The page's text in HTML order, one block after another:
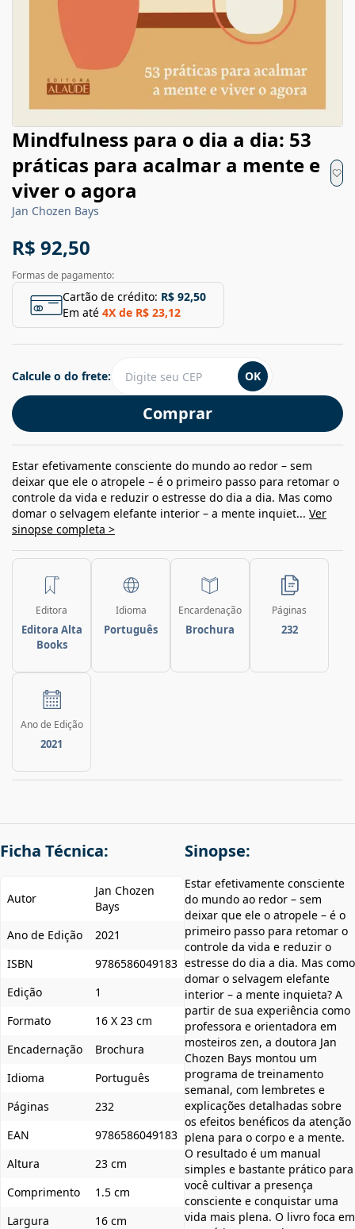
Mindfulness para o dia a dia: 53
práticas para acalmar a mente e
viver o agora
Jan Chozen Bays
R$ 92,50
Formas de pagamento:
Cartão de crédito: R$ 92,50
Em até 4X de R$ 23,12
Comprar
Calcule o do frete: OK
Estar efetivamente consciente do mundo ao redor – sem
deixar que ele o atropele – é o primeiro passo para retomar o
controle da vida e reduzir o estresse do dia a dia. Mas como
domar o selvagem elefante interior – a mente inquiet... Ver
sinopse completa >
Editora
Editora Alta
Books
Idioma
Português
Encardenação
Brochura
Páginas
232
Ano de Edição
2021
Ficha Técnica:
Autor
Jan Chozen
Bays
Ano de Edição
2021
ISBN
9786586049183
Edição
1
Formato
16 X 23 cm
Encadernação
Brochura
Idioma
Português
Páginas
232
EAN
9786586049183
Altura
23 cm
Comprimento
1.5 cm
Largura
16 cm
Sinopse:
Estar efetivamente consciente
do mundo ao redor – sem
deixar que ele o atropele – é o
primeiro passo para retomar o
controle da vida e reduzir o
estresse do dia a dia. Mas como
domar o selvagem elefante
interior – a mente inquieta? A
partir de sua experiência como
professora e orientadora em
mosteiros zen, a doutora Jan
Chozen Bays montou um
programa de treinamento
semanal, com lembretes e
explicações detalhadas sobre
os efeitos benéficos da atenção
plena para o corpo e a mente.
O resultado é um manual
simples e bastante prático para
você cultivar a presença
consciente e conquistar uma
vida mais plena. O livro foca em